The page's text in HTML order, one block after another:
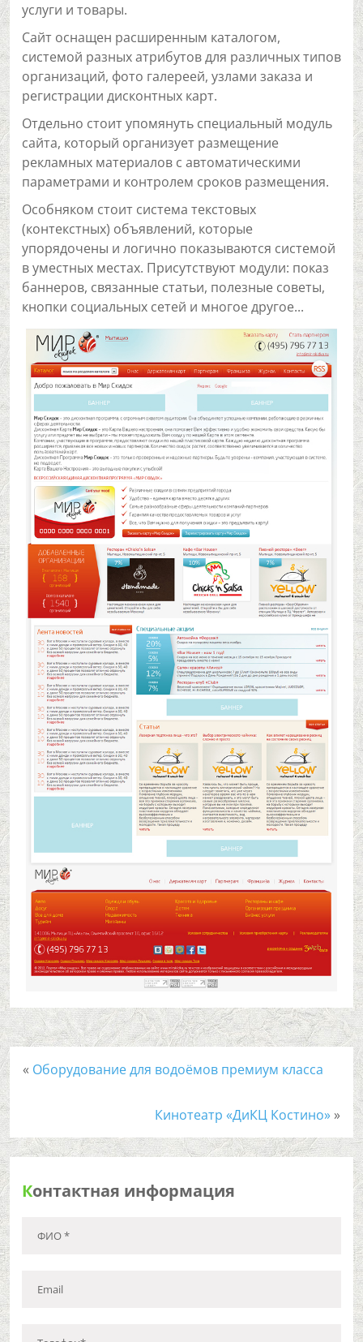
услуги и товары.
Сайт оснащен расширенным каталогом,
системой разных атрибутов для различных типов
организаций, фото галереей, узлами заказа и
регистрации дисконтных карт.
Отдельно стоит упомянуть специальный модуль
сайта, который организует размещение
рекламных материалов с автоматическими
параметрами и контролем сроков размещения.
Особняком стоит система текстовых
(контекстных) объявлений, которые
упорядочены и логично показываются системой
в уместных местах. Присутствуют модули: показ
баннеров, связанные статьи, полезные советы,
кнопки социальных сетей и многое другое...
« Оборудование для водоёмов премиум класса
Кинотеатр «ДиКЦ Костино» »
Контактная информация
ФИО *
Email